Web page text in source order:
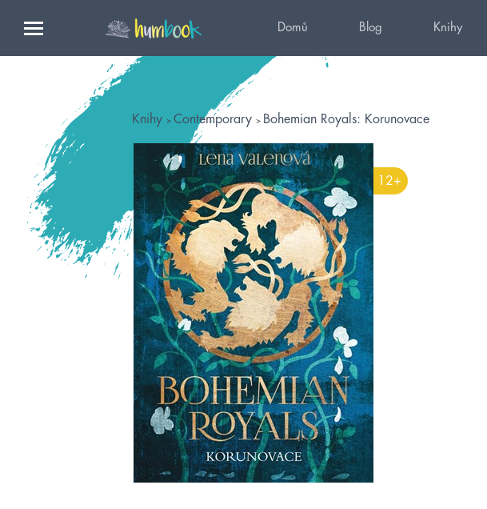
Domů Blog Knihy
Knihy Contemporary Bohemian Royals: Korunovace
12+